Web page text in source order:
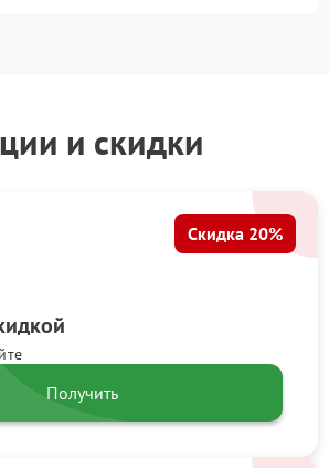
и скидки
Скидка 20%
Получить